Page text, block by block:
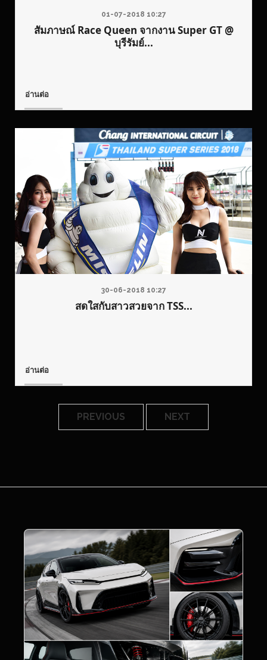
01-07-2018 10:27
สัมภาษณ์ Race Queen จากงาน Super GT @
บุรีรัมย์...
อ่านต่อ
30-06-2018 10:27
สดใสกับสาวสวยจาก TSS...
อ่านต่อ
PREVIOUS NEXT